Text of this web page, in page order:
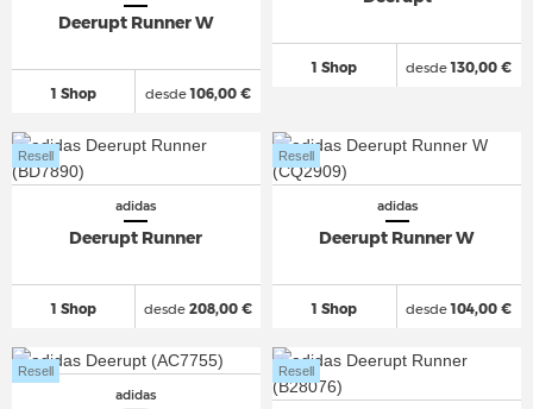
Deerupt Runner W
1 Shop desde106,00 €
1 Shop desde130,00 €
adidas
Deerupt Runner
1 Shop
Resell
desde208,00 €
adidas
Deerupt Runner W
1 Shop
Resell
desde104,00 €
adidas
Resell Resell